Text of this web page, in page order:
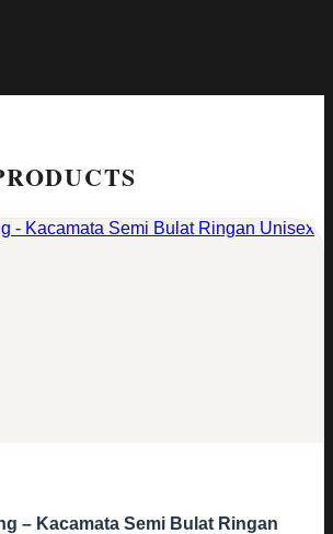
– Kacamata Semi Bulat Ringan